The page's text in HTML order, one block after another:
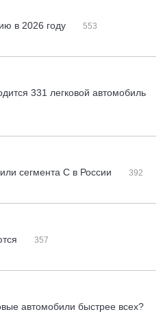
в 2026 году
553
331 легковой автомобиль
сегмента С в России
392
357
автомобили быстрее всех?